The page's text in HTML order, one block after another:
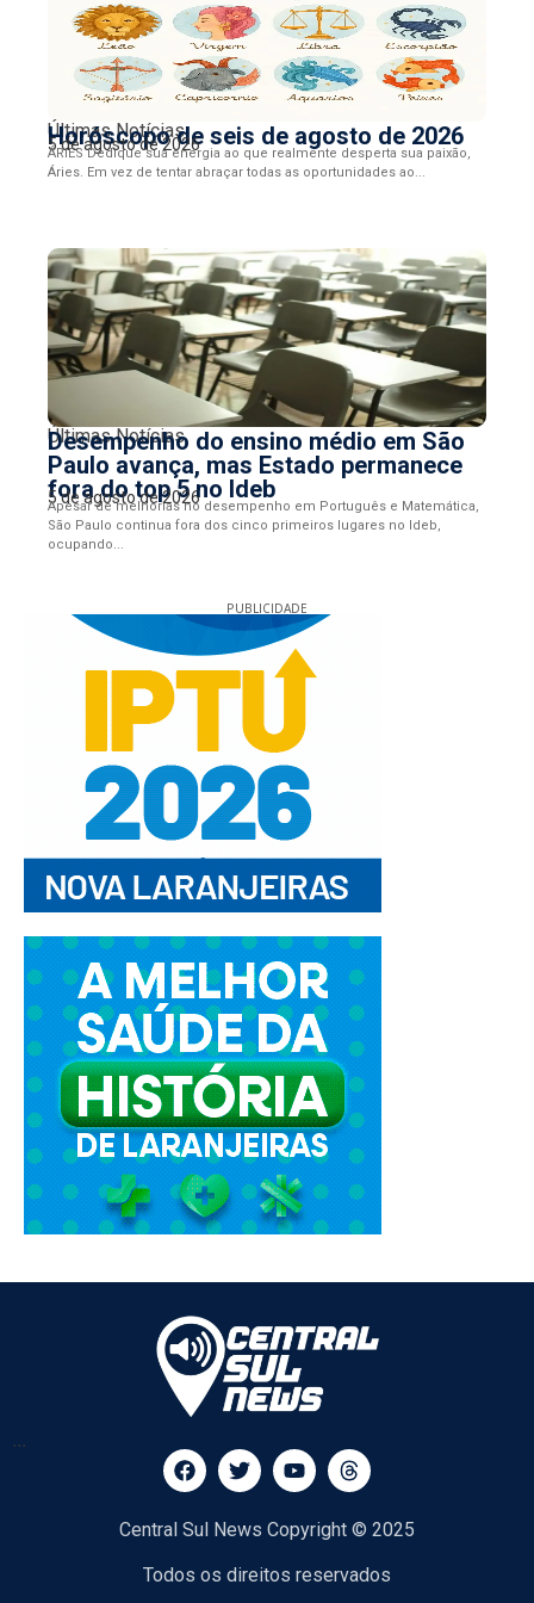
Últimas Notícias
Horóscopo de seis de agosto de 2026
5 de agosto de 2026
ÁRIES Dedique sua energia ao que realmente desperta sua paixão,
Áries. Em vez de tentar abraçar todas as oportunidades ao...
Últimas Notícias
Desempenho do ensino médio em São
Paulo avança, mas Estado permanece
fora do top 5 no Ideb
5 de agosto de 2026
Apesar de melhorias no desempenho em Português e Matemática,
São Paulo continua fora dos cinco primeiros lugares no Ideb,
ocupando...
PUBLICIDADE
...
Central Sul News Copyright © 2025
Todos os direitos reservados